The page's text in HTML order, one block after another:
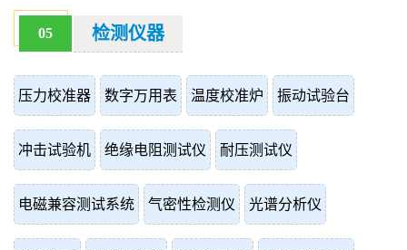
05 检测仪器
压力校准器 数字万用表 温度校准炉 振动试验台
冲击试验机 绝缘电阻测试仪 耐压测试仪
电磁兼容测试系统 气密性检测仪 光谱分析仪